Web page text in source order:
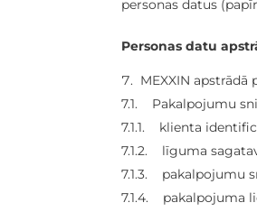
personas datus
Personas datu
MEXXIN
7.1. Pakalpojumu
7.1.1. klienta
7.1.2. līguma
7.1.3. pakalpojumu
7.1.4. pakalpojuma